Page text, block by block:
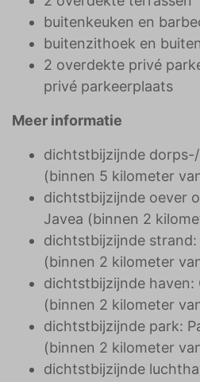
buitenkeuken en
buitenzithoek en
2 overdekte privé
privé parkeerplaats
Meer informatie
dichtstbijzijnde
(binnen 5 kilometer
dichtstbijzijnde oever
Javea (binnen 2
dichtstbijzijnde strand:
(binnen 2 kilometer
dichtstbijzijnde haven:
(binnen 2 kilometer
dichtstbijzijnde park:
(binnen 2 kilometer
dichtstbijzijnde